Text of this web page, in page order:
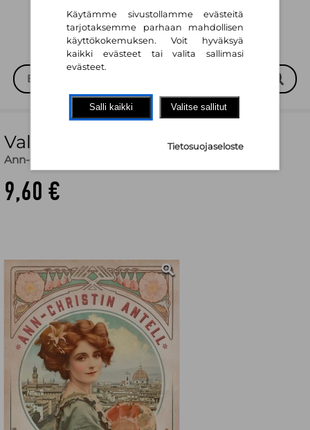
Valkea lilja (pokkari)
Ann-Christin Antell
9,60 €
Käytämme sivustollamme evästeitä
tarjotaksemme parhaan mahdollisen
käyttökokemuksen. Voit hyväksyä
kaikki evästeet tai valita sallimasi
evästeet.
Salli kaikki Valitse sallitut
Tietosuojaseloste